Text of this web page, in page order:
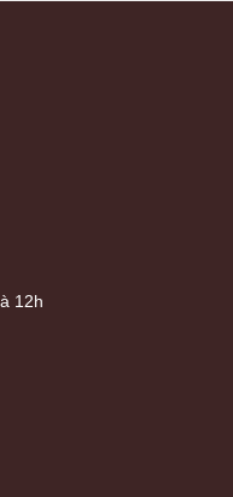
12h